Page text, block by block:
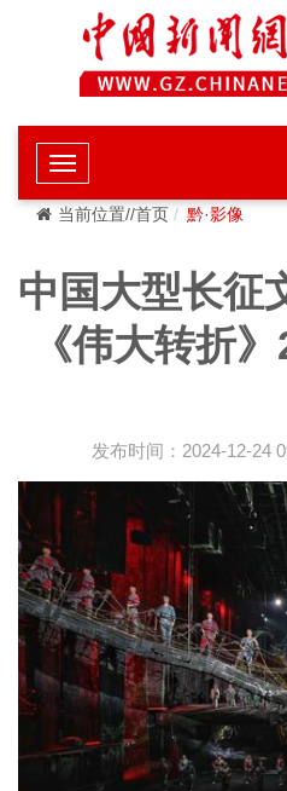
当前位置//首页 黔·影像
中国大型长征
《伟大转折
发布时间：2024-12-24